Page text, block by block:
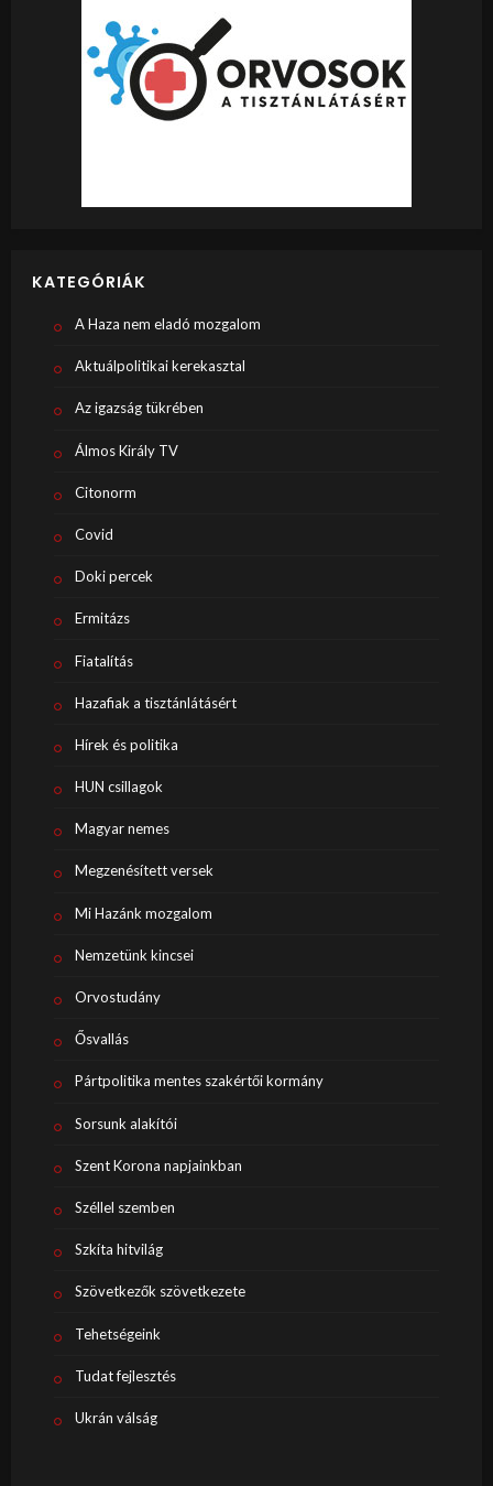
KATEGÓRIÁK
A Haza nem eladó mozgalom
Aktuálpolitikai kerekasztal
Az igazság tükrében
Álmos Király TV
Citonorm
Covid
Doki percek
Ermitázs
Fiatalítás
Hazafiak a tisztánlátásért
Hírek és politika
HUN csillagok
Magyar nemes
Megzenésített versek
Mi Hazánk mozgalom
Nemzetünk kincsei
Orvostudány
Ősvallás
Pártpolitika mentes szakértői kormány
Sorsunk alakítói
Szent Korona napjainkban
Széllel szemben
Szkíta hitvilág
Szövetkezők szövetkezete
Tehetségeink
Tudat fejlesztés
Ukrán válság